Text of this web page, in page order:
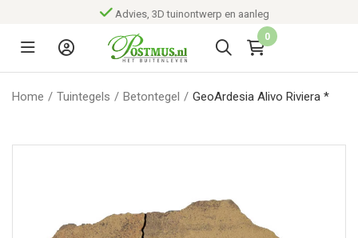
Advies, 3D tuinontwerp en aanleg
0
Home / Tuintegels / Betontegel / GeoArdesia Alivo Riviera *